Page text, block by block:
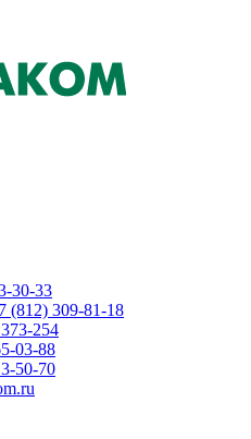
30-33
(812) 309-81-18
254
03-88
50-70